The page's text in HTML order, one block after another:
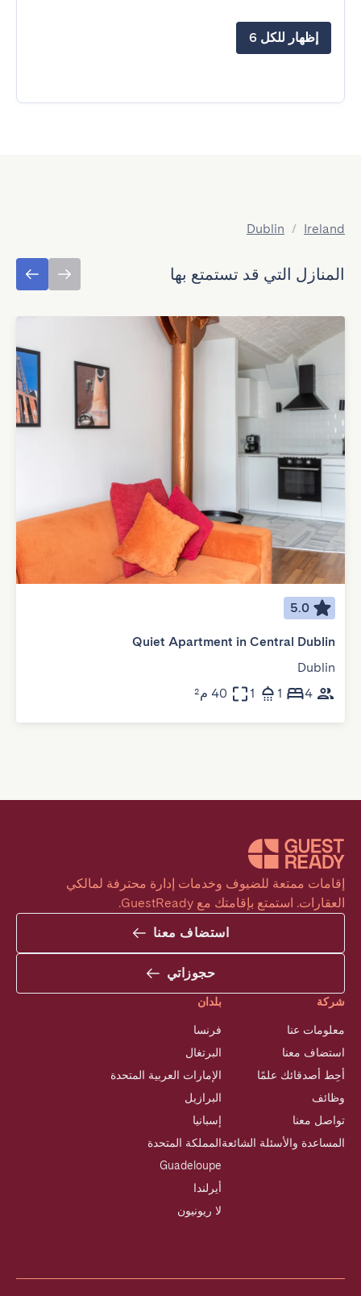
إظهار للكل 6
Ireland
/
Dublin
المنازل التي قد تستمتع بها
5.0
Quiet Apartment in Central Dublin
Dublin
4
1
1 40 م²
العقارات. استمتع بإقامتك مع GuestReady.
استضاف معنا
حجوزاتي
شركة
معلومات عنا
استضاف معنا
أحِط أصدقائك علمًا
وظائف
تواصل معنا
المساعدة والأسئلة الشائعة
بلدان
فرنسا
البرتغال
الإمارات العربية المتحدة
البرازيل
إسبانيا
المملكة المتحدة
Guadeloupe
أيرلندا
لا ريونيون